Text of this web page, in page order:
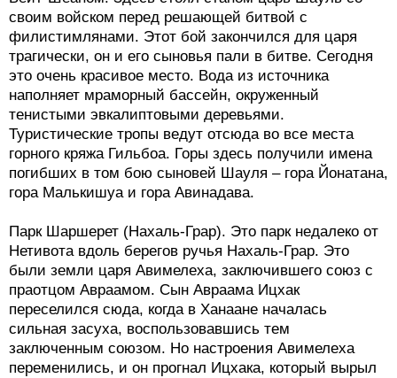
своим войском перед решающей битвой с
филистимлянами. Этот бой закончился для царя
трагически, он и его сыновья пали в битве. Сегодня
это очень красивое место. Вода из источника
наполняет мраморный бассейн, окруженный
тенистыми эвкалиптовыми деревьями.
Туристические тропы ведут отсюда во все места
горного кряжа Гильбоа. Горы здесь получили имена
погибших в том бою сыновей Шауля – гора Йонатана,
гора Малькишуа и гора Авинадава.
Парк Шаршерет (Нахаль-Грар). Это парк недалеко от
Нетивота вдоль берегов ручья Нахаль-Грар. Это
были земли царя Авимелеха, заключившего союз с
праотцом Авраамом. Сын Авраама Ицхак
переселился сюда, когда в Ханаане началась
сильная засуха, воспользовавшись тем
заключенным союзом. Но настроения Авимелеха
переменились, и он прогнал Ицхака, который вырыл